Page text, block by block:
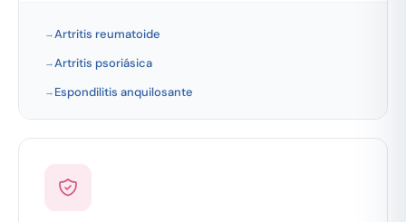
Artritis reumatoide
Artritis psoriásica
Espondilitis anquilosante